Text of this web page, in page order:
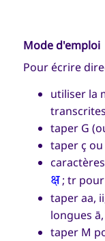
Mode d'emploi
Pour écrire
utiliser la
taper G
taper ç
क्ष; tr
taper aa,
longues
taper M